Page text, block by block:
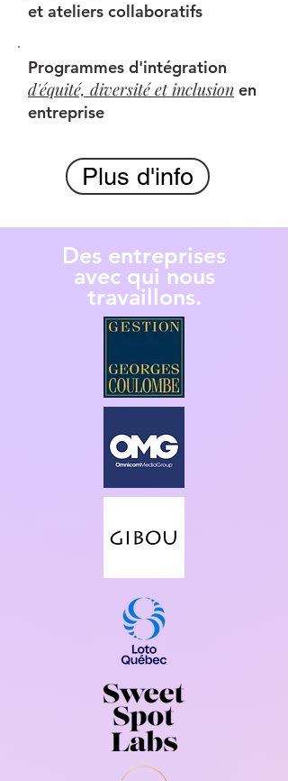
et ateliers collaboratifs
Programmes d'intégration
d'équité, diversité et inclusion en
entreprise
Plus d'info
Des entreprises
avec qui nous
travaillons.